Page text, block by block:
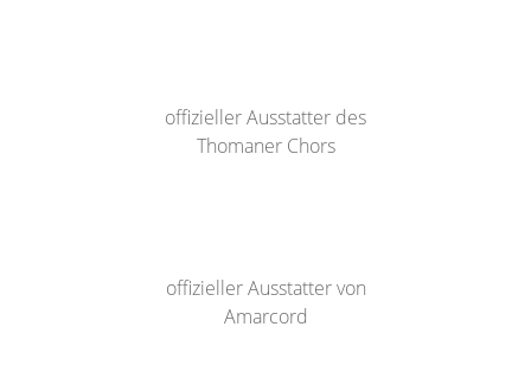
offizieller Ausstatter des
Thomaner Chors
offizieller Ausstatter von
Amarcord